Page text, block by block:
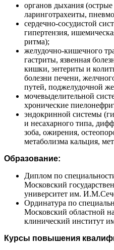
органов дыхания
ларинготрахеиты,
сердечно-сосудистой
гипертензия,
ритма);
желудочно-кишечного
гастриты, язвенная
кишки, энтериты и
болезни печени,
путей, поджелудочной
мочевыделительной
хронические
эндокринной системы
и несахарного типа,
зоба, ожирения,
метаболизма кальция,
Образование:
Диплом по
Московский
университет им.
Ординатура по
Московский областной
клинический институт
Курсы повышения